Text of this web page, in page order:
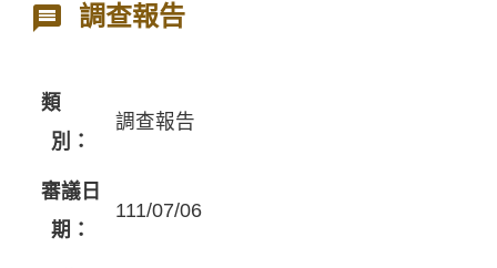
調查報告
類
別：
調查報告
審議日
期：
111/07/06